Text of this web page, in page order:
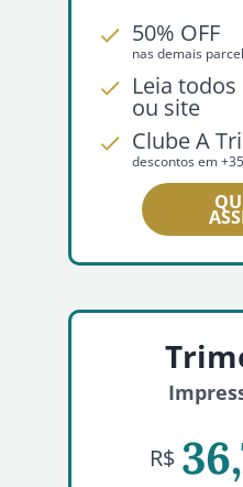
50% OFF
nas demais
Leia
ou site
Clube A
descontos em
R$